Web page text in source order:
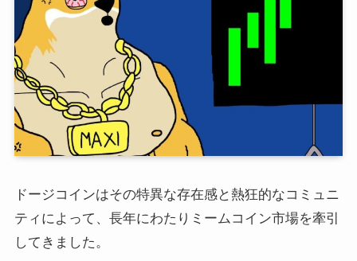
ドージコインはその特異な存在感と熱狂的なコミュニ
ティによって、長年にわたりミームコイン市場を牽引
してきました。